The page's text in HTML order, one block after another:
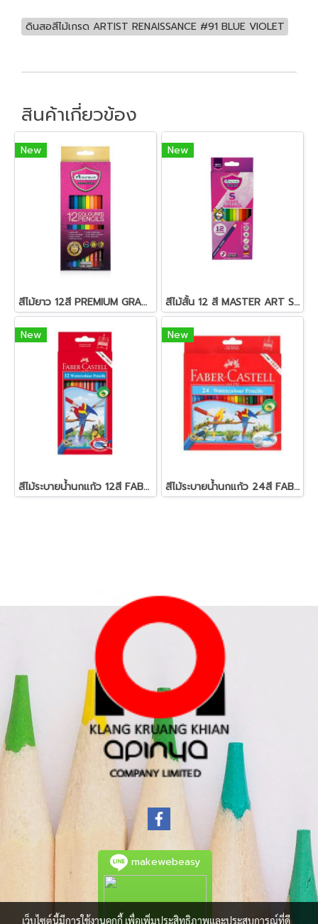
ดินสอสีไม้เกรด ARTIST RENAISSANCE #91 BLUE VIOLET
สินค้าเกี่ยวข้อง
New
สีไม้ยาว 12สี PREMIUM GRADE MASTER-ART
New
สีไม้สั้น 12 สี MASTER ART S-SERIES
New
สีไม้ระบายน้ำนกแก้ว 12สี FABER-CASTELL
New
สีไม้ระบายน้ำนกแก้ว 24สี FABER-CASTELL
makewebeasy
เว็บไซต์นี้มีการใช้งานคุกกี้ เพื่อเพิ่มประสิทธิภาพและประสบการณ์ที่ดี